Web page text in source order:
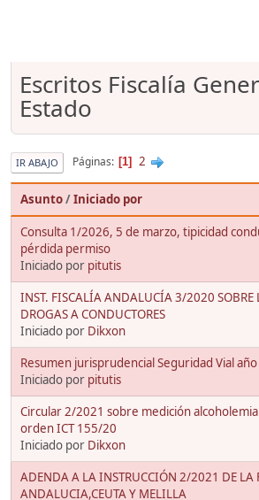
Escritos Fiscalía
Estado
IR ABAJO Páginas 1 2
Asunto/Iniciado por
Consulta 1/2026, 5 de marzo, tipicidad
pérdida permiso
Iniciado por pitutis
INST. FISCALÍA ANDALUCÍA 3/2020 SOBRE
DROGAS A CONDUCTORES
Iniciado por Dikxon
Resumen jurisprudencial Seguridad Vial
Iniciado por pitutis
Circular 2/2021 sobre medición
orden ICT 155/20
Iniciado por Dikxon
ADENDA A LA INSTRUCCIÓN 2/2021 DE LA
ANDALUCIA,CEUTA Y MELILLA